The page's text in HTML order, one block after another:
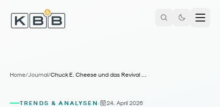
Home/Journal/ Chuck E. Cheese und das Revival des Family-Retail-Entertainment
TRENDS & ANALYSEN· 24. April 2026